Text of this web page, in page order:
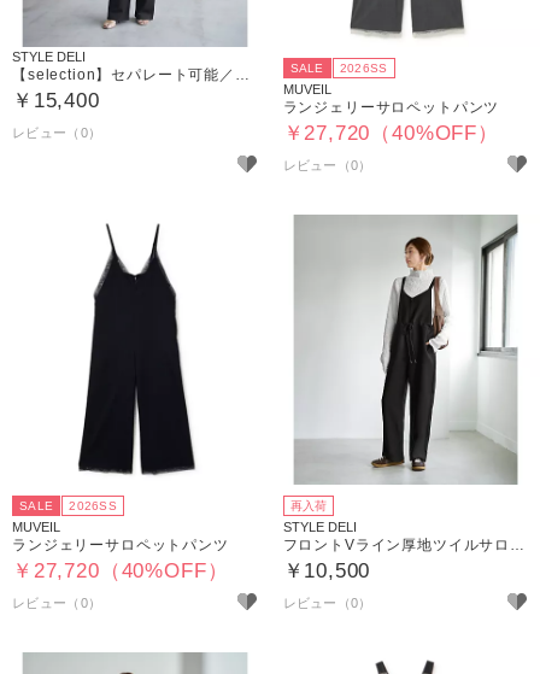
STYLE DELI
【selection】セパレート可能／レイヤードサロペット
￥15,400
SALE 2026SS
MUVEIL
ランジェリーサロペットパンツ
￥27,720（40%OFF）
SALE 2026SS
MUVEIL
ランジェリーサロペットパンツ
￥27,720（40%OFF）
再入荷
STYLE DELI
￥10,500